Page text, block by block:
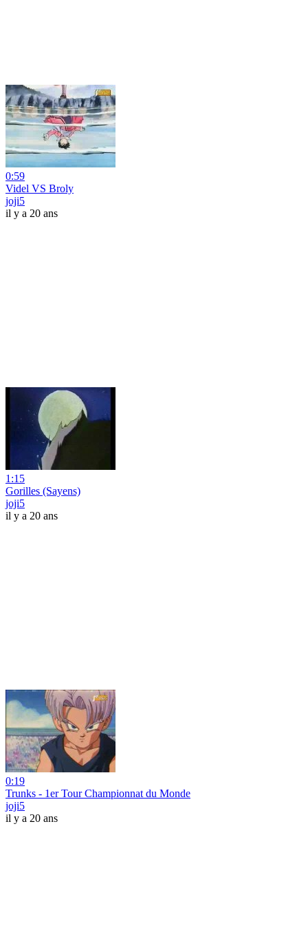
0:59
Videl VS Broly
joji5
il y a 20 ans
1:15
Gorilles (Sayens)
joji5
il y a 20 ans
0:19
Trunks - 1er Tour Championnat du Monde
joji5
il y a 20 ans